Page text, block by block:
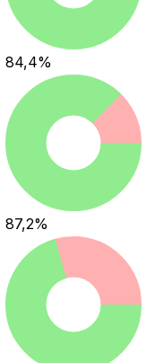
84,4%
87,2%